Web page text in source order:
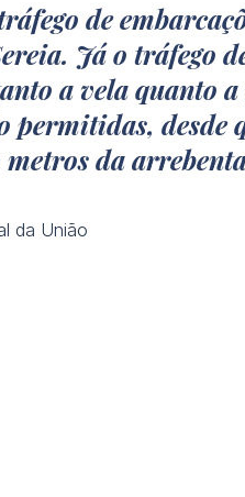
de
Já o tráfego
a vela quanto a
permitidas, desde
da
da União